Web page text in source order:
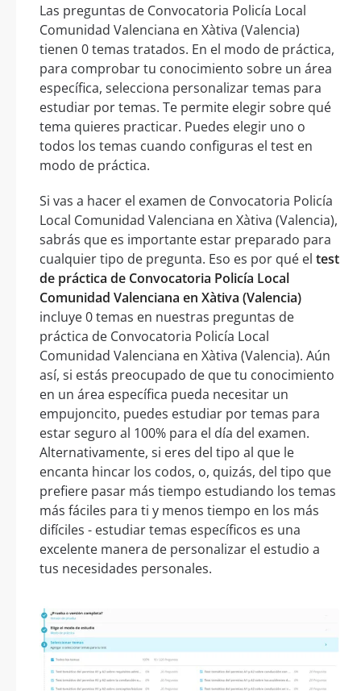
Las preguntas de Convocatoria Policía Local
Comunidad Valenciana en Xàtiva (Valencia)
tienen 0 temas tratados. En el modo de práctica,
para comprobar tu conocimiento sobre un área
específica, selecciona personalizar temas para
estudiar por temas. Te permite elegir sobre qué
tema quieres practicar. Puedes elegir uno o
todos los temas cuando configuras el test en
modo de práctica.
Si vas a hacer el examen de Convocatoria Policía
Local Comunidad Valenciana en Xàtiva (Valencia),
sabrás que es importante estar preparado para
cualquier tipo de pregunta. Eso es por qué el test
de práctica de Convocatoria Policía Local
Comunidad Valenciana en Xàtiva (Valencia)
incluye 0 temas en nuestras preguntas de
práctica de Convocatoria Policía Local
Comunidad Valenciana en Xàtiva (Valencia). Aún
así, si estás preocupado de que tu conocimiento
en un área específica pueda necesitar un
empujoncito, puedes estudiar por temas para
estar seguro al 100% para el día del examen.
Alternativamente, si eres del tipo al que le
encanta hincar los codos, o, quizás, del tipo que
prefiere pasar más tiempo estudiando los temas
más fáciles para ti y menos tiempo en los más
difíciles - estudiar temas específicos es una
excelente manera de personalizar el estudio a
tus necesidades personales.